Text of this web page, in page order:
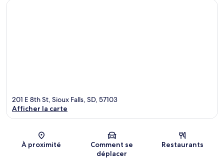
Carte
201 E 8th St, Sioux Falls, SD, 57103
Afficher la carte
À proximité
Comment se
déplacer
Restaurants